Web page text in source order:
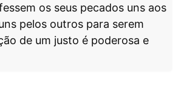
os seus pecados uns aos
pelos outros para serem
de um justo é poderosa e